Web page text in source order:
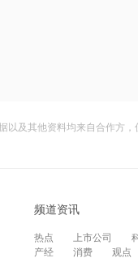
以及其他资料均来自合作方
频道资讯
热点 上市公司
产经
消费 观点